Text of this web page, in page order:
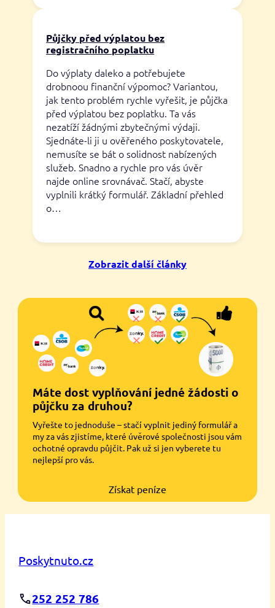
Půjčky před výplatou bez
registračního poplatku
Do výplaty daleko a potřebujete
drobnoou finanční výpomoc? Variantou,
jak tento problém rychle vyřešit, je půjčka
před výplatou bez poplatku. Ta vás
nezatíží žádnými zbytečnými výdaji.
Sjednáte-li ji u ověřeného poskytovatele,
nemusíte se bát o solidnost nabízených
služeb. Snadno a rychle pro vás úvěr
najde online srovnávač. Stačí, abyste
vyplnili krátký formulář. Základní přehled
o…
Zobrazit další články
Máte dost vyplňování jedné žádosti o
půjčku za druhou?
Vyřešte to jednoduše – stačí vyplnit jediný formulář a
my za vás zjistíme, které úvěrové společnosti jsou vám
ochotné opravdu půjčit. Pak už si jen vyberete tu
nejlepší pro vás.
Získat peníze
Poskytnuto.cz
252 252 786